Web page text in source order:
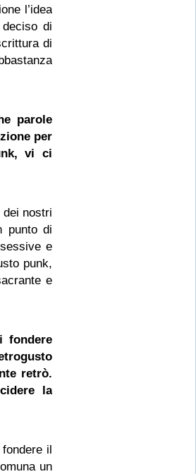
l’idea
di
di
parole
per
vi ci
nostri
punto di
e
punk,
e
fondere
retrò.
la
il
un